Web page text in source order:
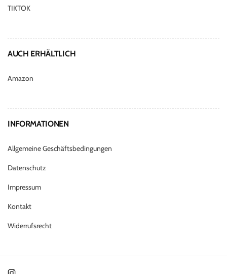
TIKTOK
AUCH ERHÄLTLICH
Amazon
INFORMATIONEN
Allgemeine Geschäftsbedingungen
Datenschutz
Impressum
Kontakt
Widerrufsrecht